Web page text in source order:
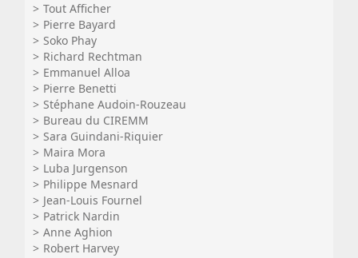
Tout Afficher
Pierre Bayard
Soko Phay
Richard Rechtman
Emmanuel Alloa
Pierre Benetti
Stéphane Audoin-Rouzeau
Bureau du CIREMM
Sara Guindani-Riquier
Maira Mora
Luba Jurgenson
Philippe Mesnard
Jean-Louis Fournel
Patrick Nardin
Anne Aghion
Robert Harvey